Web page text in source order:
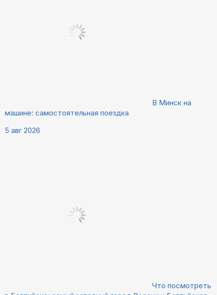
В Минск на
машине: самостоятельная поездка
5 авг 2026
Что посмотреть